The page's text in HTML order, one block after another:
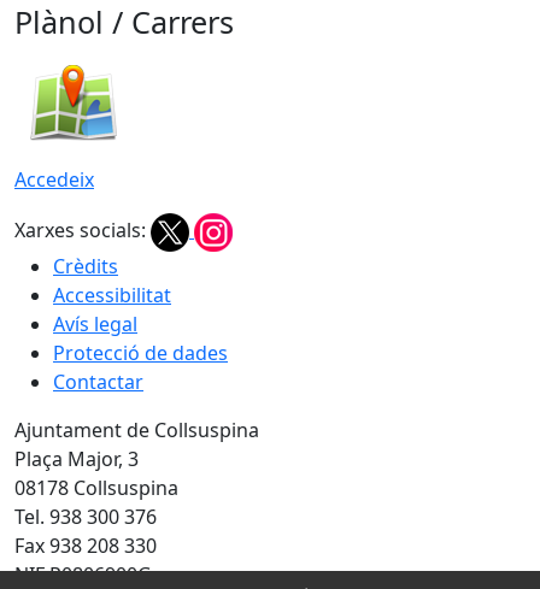
Plànol / Carrers
Accedeix
Xarxes socials:
Crèdits
Accessibilitat
Avís legal
Protecció de dades
Contactar
Ajuntament de Collsuspina
Plaça Major, 3
08178 Collsuspina
Tel. 938 300 376
Fax 938 208 330
NIF P0806900G